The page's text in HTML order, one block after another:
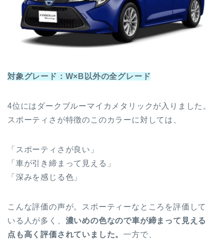
対象グレード：W×B以外の全グレード
4位にはダークブルーマイカメタリックが入りました。
スポーティさが特徴のこのカラーに対しては、
「スポーティさが良い」
「車が引き締まって見える」
「深みを感じる色」
こんな評価の声が。スポーティーなところを評価して
いる人が多く、 濃いめの色なので車が締まって見える
点も高く評価されていました。一方で、